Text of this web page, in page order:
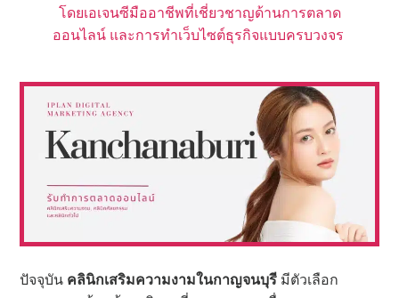
โดยเอเจนซีมืออาชีพที่เชี่ยวชาญด้านการตลาด
ออนไลน์ และการทำเว็บไซต์ธุรกิจแบบครบวงจร
ปัจจุบัน คลินิกเสริมความงามในกาญจนบุรี มีตัวเลือก